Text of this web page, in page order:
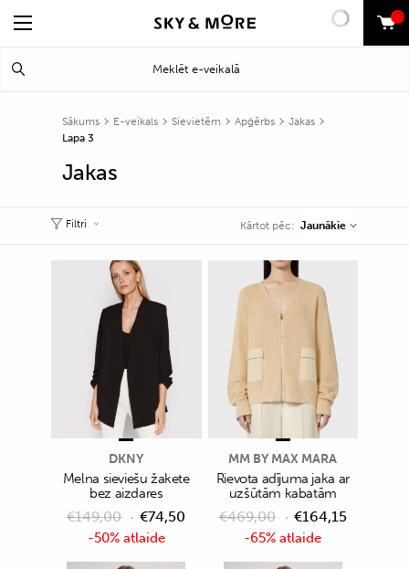
0
Sākums E-veikals Sievietēm Apģērbs
Jakas
Lapa 3
Jakas
Filtri Kārtot pēc: Jaunākie
-50% atlaide
DKNY
Melna sieviešu žakete
bez aizdares
€149,00 €74,50
-65% atlaide
MM BY MAX MARA
Rievota adījuma jaka ar
uzšūtām kabatām
€469,00 €164,15